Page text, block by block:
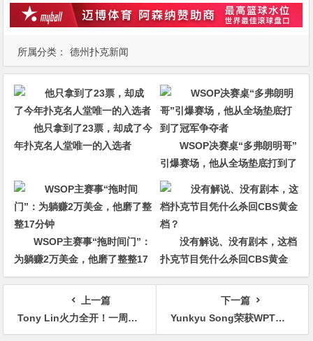
所属分类： 德州扑克新闻
他只拿到了23票，却成了今
年扑克名人堂唯一的入选者
WSOP决赛桌“多弗朗明哥”
引爆赛场，他从全场垫底打到了
冠军争夺者
WSOP主赛事“拖时间门”：
为躺赚2万美金，他磨了整整17
分钟
没有解说、没有剧本，这档
扑克节目凭什么杀回CBS黄金
档？
上一篇
Tony Lin火力全开！一周内打进三个决赛桌，斩获奖励200W
下一篇
Yunkyu Song荣获WPT第22季年度最佳选手奖